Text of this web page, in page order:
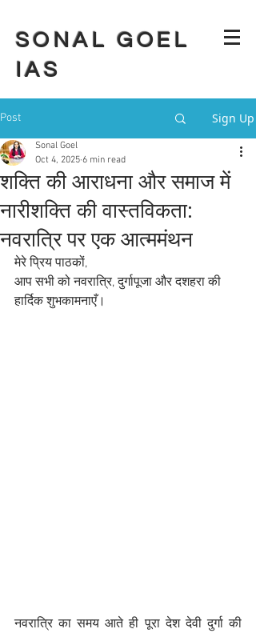
SONAL GOEL
IAS
Post Sign Up
शक्ति की आराधना और समाज में
नारीशक्ति की वास्तविकता:
नवरात्रि पर एक आत्ममंथन
Sonal Goel
Oct 4, 2025 6 min read
मेरे प्रिय पाठकों,
आप सभी को नवरात्रि, दुर्गापूजा और दशहरा की
हार्दिक शुभकामनाएँ।
नवरात्रि का समय आते ही पूरा देश देवी दुर्गा की